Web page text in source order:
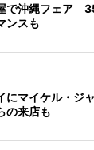
で沖縄フェア
ンスも
にマイケル・ジ
来店も